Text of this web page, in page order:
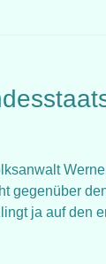
gegenüber
ja auf den